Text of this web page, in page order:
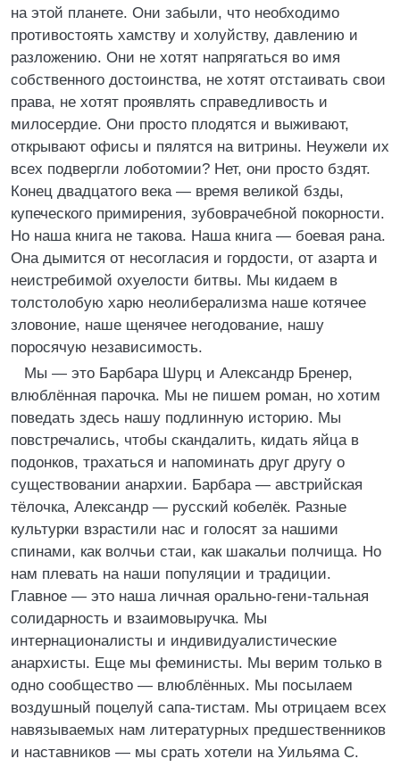
на этой планете. Они забыли, что необходимо
противостоять хамству и холуйству, давлению и
разложению. Они не хотят напрягаться во имя
собственного достоинства, не хотят отстаивать свои
права, не хотят проявлять справедливость и
милосердие. Они просто плодятся и выживают,
открывают офисы и пялятся на витрины. Неужели их
всех подвергли лоботомии? Нет, они просто бздят.
Конец двадцатого века — время великой бзды,
купеческого примирения, зубоврачебной покорности.
Но наша книга не такова. Наша книга — боевая рана.
Она дымится от несогласия и гордости, от азарта и
неистребимой охуелости битвы. Мы кидаем в
толстолобую харю неолиберализма наше котячее
зловоние, наше щенячее негодование, нашу
поросячую независимость.
Мы — это Барбара Шурц и Александр Бренер,
влюблённая парочка. Мы не пишем роман, но хотим
поведать здесь нашу подлинную историю. Мы
повстречались, чтобы скандалить, кидать яйца в
подонков, трахаться и напоминать друг другу о
существовании анархии. Барбара — австрийская
тёлочка, Александр — русский кобелёк. Разные
культурки взрастили нас и голосят за нашими
спинами, как волчьи стаи, как шакальи полчища. Но
нам плевать на наши популяции и традиции.
Главное — это наша личная орально-гени-тальная
солидарность и взаимовыручка. Мы
интернационалисты и индивидуалистические
анархисты. Еще мы феминисты. Мы верим только в
одно сообщество — влюблённых. Мы посылаем
воздушный поцелуй сапа-тистам. Мы отрицаем всех
навязываемых нам литературных предшественников
и наставников — мы срать хотели на Уильяма С.